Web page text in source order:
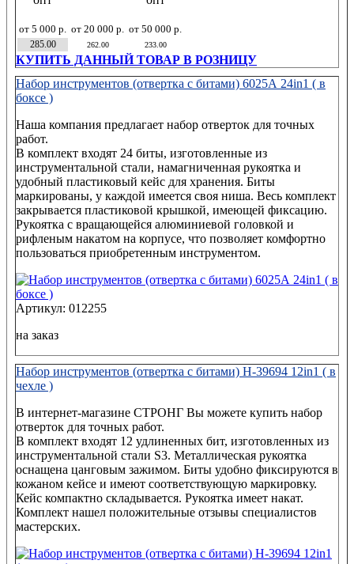
от 5 000 р. от 20 000 р. от 50 000 р.
285.00
262.00 233.00
КУПИТЬ ДАННЫЙ ТОВАР В РОЗНИЦУ
Набор инструментов (отвертка с битами) 6025А 24in1 ( в
боксе )
Наша компания предлагает набор отверток для точных
работ.
В комплект входят 24 биты, изготовленные из
инструментальной стали, намагниченная рукоятка и
удобный пластиковый кейс для хранения. Биты
маркированы, у каждой имеется своя ниша. Весь комплект
закрывается пластиковой крышкой, имеющей фиксацию.
Рукоятка с вращающейся алюминиевой головкой и
рифленым накатом на корпусе, что позволяет комфортно
пользоваться приобретенным инструментом.
Артикул: 012255
на заказ
Набор инструментов (отвертка с битами) H-39694 12in1 ( в
чехле )
В интернет-магазине СТРОНГ Вы можете купить набор
отверток для точных работ.
В комплект входят 12 удлиненных бит, изготовленных из
инструментальной стали S3. Металлическая рукоятка
оснащена цанговым зажимом. Биты удобно фиксируются в
кожаном кейсе и имеют соответствующую маркировку.
Кейс компактно складывается. Рукоятка имеет накат.
Комплект нашел положительные отзывы специалистов
мастерских.